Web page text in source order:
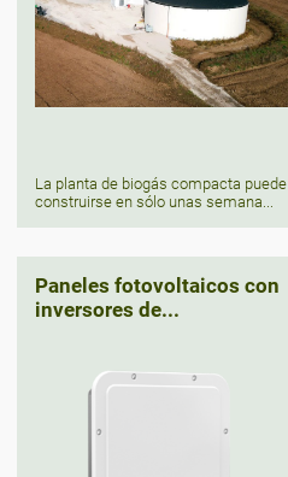
La planta de biogás compacta puede
construirse en sólo unas semana...
Paneles fotovoltaicos con
inversores de...